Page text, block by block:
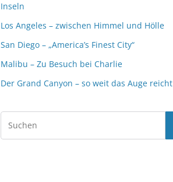
Inseln
Los Angeles – zwischen Himmel und Hölle
San Diego – „America’s Finest City“
Malibu – Zu Besuch bei Charlie
Der Grand Canyon – so weit das Auge reicht